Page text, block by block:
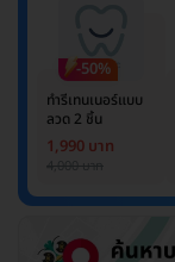
-50%
ทำรีเทนเนอร์แบบ
ลวด 2 ชิ้น
1,990 บาท